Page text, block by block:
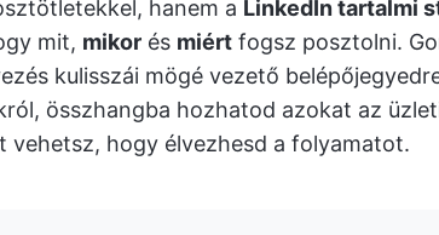
hanem a LinkedIn tartalmi
mit, mikor és miért fogsz posztolni.
kulisszái mögé vezető
összhangba hozhatod azokat az
vehetsz, hogy élvezhesd a folyamatot.